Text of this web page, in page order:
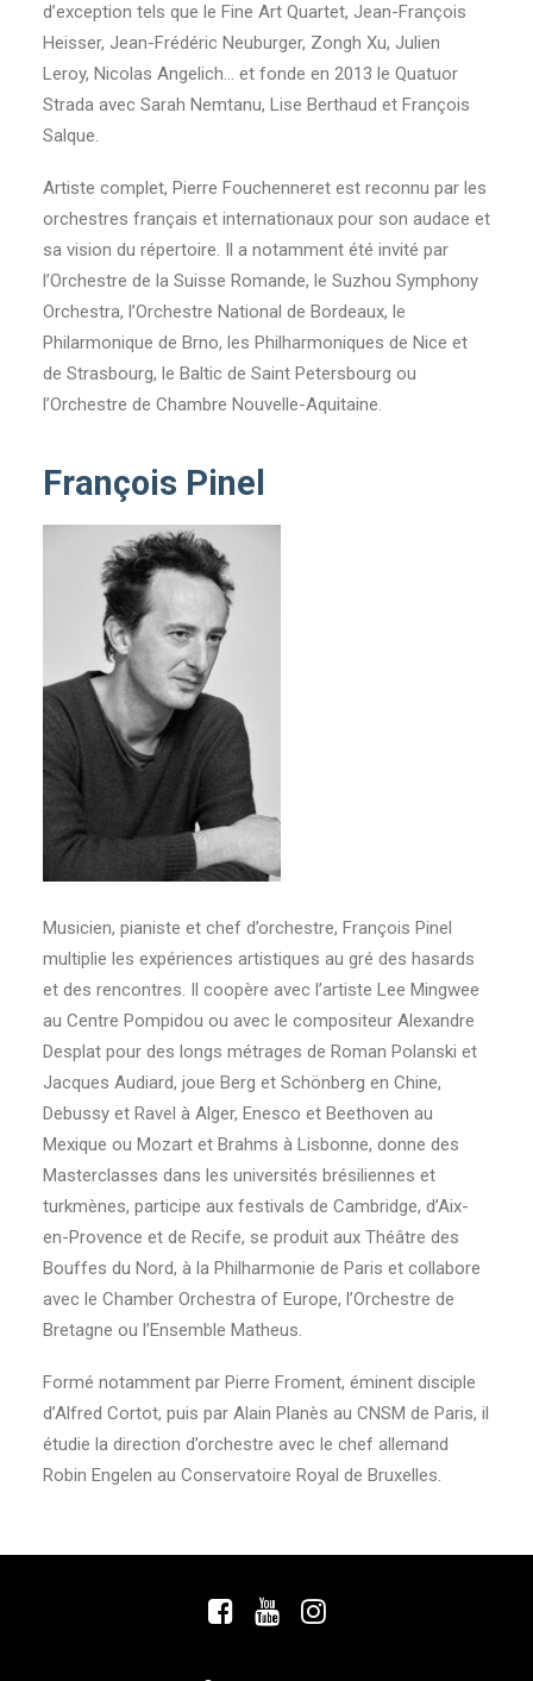
d’exception tels que le Fine Art Quartet, Jean-François
Heisser, Jean-Frédéric Neuburger, Zongh Xu, Julien
Leroy, Nicolas Angelich… et fonde en 2013 le Quatuor
Strada avec Sarah Nemtanu, Lise Berthaud et François
Salque.
Artiste complet, Pierre Fouchenneret est reconnu par les
orchestres français et internationaux pour son audace et
sa vision du répertoire. Il a notamment été invité par
l’Orchestre de la Suisse Romande, le Suzhou Symphony
Orchestra, l’Orchestre National de Bordeaux, le
Philarmonique de Brno, les Philharmoniques de Nice et
de Strasbourg, le Baltic de Saint Petersbourg ou
l’Orchestre de Chambre Nouvelle-Aquitaine.
François Pinel
Musicien, pianiste et chef d’orchestre, François Pinel
multiplie les expériences artistiques au gré des hasards
et des rencontres. Il coopère avec l’artiste Lee Mingwee
au Centre Pompidou ou avec le compositeur Alexandre
Desplat pour des longs métrages de Roman Polanski et
Jacques Audiard, joue Berg et Schönberg en Chine,
Debussy et Ravel à Alger, Enesco et Beethoven au
Mexique ou Mozart et Brahms à Lisbonne, donne des
Masterclasses dans les universités brésiliennes et
turkmènes, participe aux festivals de Cambridge, d’Aix-
en-Provence et de Recife, se produit aux Théâtre des
Bouffes du Nord, à la Philharmonie de Paris et collabore
avec le Chamber Orchestra of Europe, l’Orchestre de
Bretagne ou l’Ensemble Matheus.
Formé notamment par Pierre Froment, éminent disciple
d’Alfred Cortot, puis par Alain Planès au CNSM de Paris, il
étudie la direction d’orchestre avec le chef allemand
Robin Engelen au Conservatoire Royal de Bruxelles.